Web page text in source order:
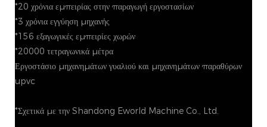
*20 χρόνια εμπειρίας στην παραγωγή εργοστασίων
*3 χρόνια εγγύηση μηχανής
*156 εξαγωγικές εμπειρίες χωρών
*20000 τετραγωνικά μέτρα
Εργοστάσιο μηχανημάτων γυαλιού και μηχανημάτων παραθύρων
upvc
*Σχετικά με την Shandong Eworld Machine Co., Ltd.